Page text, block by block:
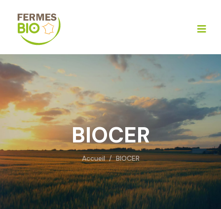
BIOCER
Accueil / BIOCER